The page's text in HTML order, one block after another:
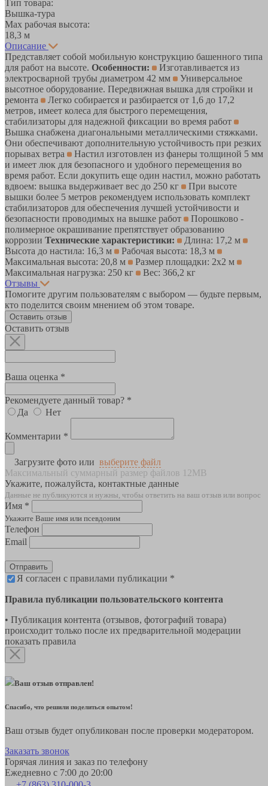
Тип товара:
Вышка-тура
Max рабочая высота:
18,3 м
Описание
Представляет собой мобильную конструкцию башенного типа
для работ на высоте. Особенности:
Изготавливается из
электросварной трубы диаметром 42 мм
Универсальное
высотное оборудование. Передвижная вышка для стройки и
ремонта
Легко собирается и разбирается от 1,6 до 17,2
метров, имеет колеса для быстрого перемещения,
стабилизаторы для надежной фиксации во время работ
Вышка снабжена диагональными металлическими стяжками.
Они обеспечивают дополнительную устойчивость при резких
порывах ветра
Настил изготовлен из фанеры толщиной 5 мм
и имеет люк для безопасного и удобного перемещения во
время работ. Если докупить еще один настил, можно работать
вдвоем: вышка выдерживает вес до 250 кг
При высоте
вышки более 5 метров рекомендуем использовать комплект
стабилизаторов для обеспечения лучшей устойчивости и
безопасности проводимых на вышке работ
Порошково -
полимерное окрашивание препятствует образованию
коррозии Технические характеристики:
Длина: 17,2 м
Высота до настила: 16,3 м
Рабочая высота: 18,3 м
Максимальная высота: 20,8 м
Размер площадки: 2x2 м
Максимальная нагрузка: 250 кг
Вес: 366,2 кг
Отзывы
Помогите другим пользователям с выбором — будьте первым,
кто поделится своим мнением об этом товаре.
Оставить отзыв
Оставить отзыв
Ваша оценка *
Рекомендуете данный товар? *
Да
Нет
Комментарии *
Загрузите фото или выберите файл
Максимальный суммарный размер файлов 12MB
Укажите, пожалуйста, контактные данные
Данные не публикуются и нужны, чтобы ответить на ваш отзыв или вопрос
Имя *
Укажите Ваше имя или псевдоним
Телефон
Email
Отправить
Я согласен с правилами публикации *
Правила публикации пользовательского контента
• Публикация контента (отзывов, фотографий товара)
происходит только после их предварительной модерации
показать правила
Ваш отзыв отправлен!
Спасибо, что решили поделиться опытом!
Ваш отзыв будет опубликован после проверки модератором.
Заказать звонок
Горячая линия и заказ по телефону
Ежедневно с 7:00 до 20:00